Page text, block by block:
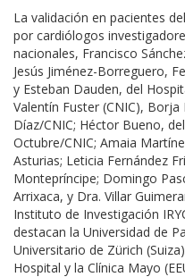
La validación en pacientes
por cardiólogos
nacionales, Francisco
Jesús Jiménez-Borreguero,
y Esteban Dauden, del
Valentín Fuster (CNIC),
Díaz/CNIC; Héctor Bueno,
Octubre/CNIC; Amaia
Asturias; Leticia Fernández
Montepríncipe; Domingo
Arrixaca, y Dra. Villar
Instituto de Investigación
destacan la Universidad de
Universitario de Zürich
Hospital y la Clínica Mayo